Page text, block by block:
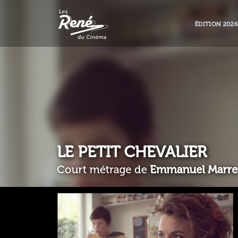
ÉDITION 2026
LE PETIT CHEVALIER
Court métrage de Emmanuel Marre